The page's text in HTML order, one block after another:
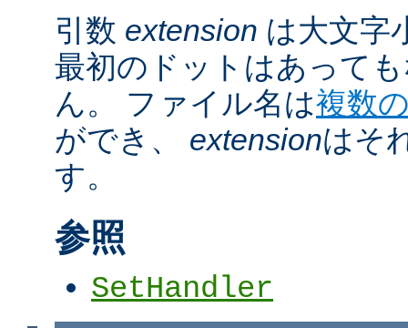
引数 extension は大文字
最初のドットはあって
ん。 ファイル名は複数
ができ、 extensionはそ
す。
参照
SetHandler